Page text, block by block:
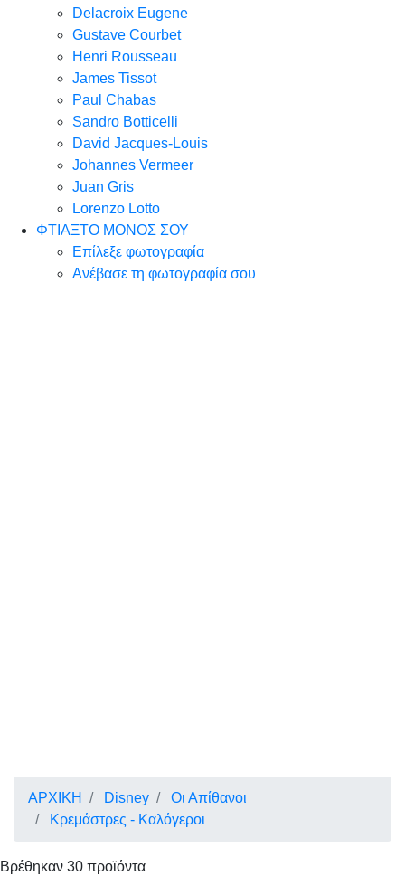
Delacroix Eugene
Gustave Courbet
Henri Rousseau
James Tissot
Paul Chabas
Sandro Botticelli
David Jacques-Louis
Johannes Vermeer
Juan Gris
Lorenzo Lotto
ΦΤΙΑΞΤΟ ΜΟΝΟΣ ΣΟΥ
Επίλεξε φωτογραφία
Ανέβασε τη φωτογραφία σου
ΑΡΧΙΚΗ Disney
Οι Απίθανοι
Κρεμάστρες - Καλόγεροι
Βρέθηκαν 30 προϊόντα